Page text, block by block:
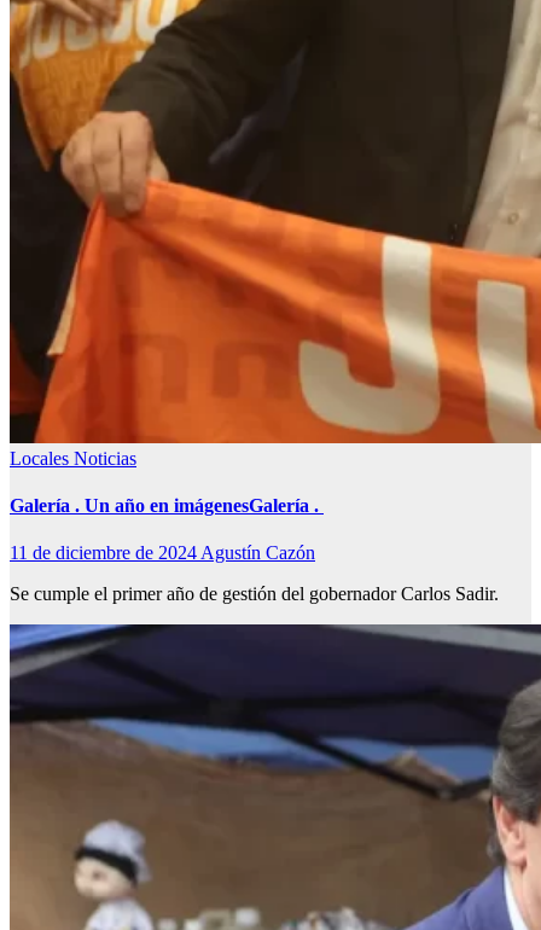
Locales Noticias
Galería . Un año en imágenesGalería .
11 de diciembre de 2024Agustín Cazón
Se cumple el primer año de gestión del gobernador Carlos Sadir.